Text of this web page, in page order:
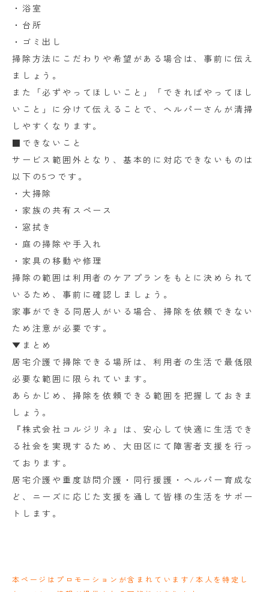
・浴室
・台所
・ゴミ出し
掃除方法にこだわりや希望がある場合は、事前に伝え
ましょう。
また「必ずやってほしいこと」「できればやってほし
いこと」に分けて伝えることで、ヘルパーさんが清掃
しやすくなります。
■できないこと
サービス範囲外となり、基本的に対応できないものは
以下の5つです。
・大掃除
・家族の共有スペース
・窓拭き
・庭の掃除や手入れ
・家具の移動や修理
掃除の範囲は利用者のケアプランをもとに決められて
いるため、事前に確認しましょう。
家事ができる同居人がいる場合、掃除を依頼できない
ため注意が必要です。
▼まとめ
居宅介護で掃除できる場所は、利用者の生活で最低限
必要な範囲に限られています。
あらかじめ、掃除を依頼できる範囲を把握しておきま
しょう。
『株式会社コルジリネ』は、安心して快適に生活でき
る社会を実現するため、大田区にて障害者支援を行っ
ております。
居宅介護や重度訪問介護・同行援護・ヘルパー育成な
ど、ニーズに応じた支援を通して皆様の生活をサポー
トします。
本ページはプロモーションが含まれています/本人を特定し